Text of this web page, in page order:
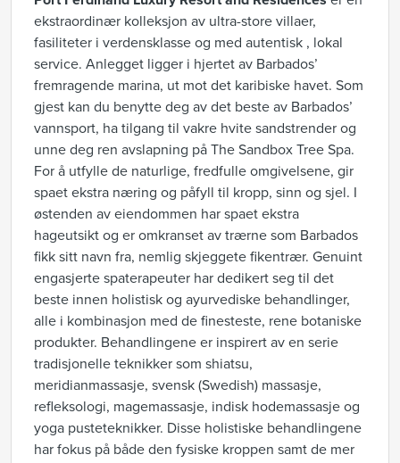
ekstraordinær kolleksjon av ultra-store villaer,
fasiliteter i verdensklasse og med autentisk , lokal
service. Anlegget ligger i hjertet av Barbados’
fremragende marina, ut mot det karibiske havet. Som
gjest kan du benytte deg av det beste av Barbados’
vannsport, ha tilgang til vakre hvite sandstrender og
unne deg ren avslapning på The Sandbox Tree Spa.
For å utfylle de naturlige, fredfulle omgivelsene, gir
spaet ekstra næring og påfyll til kropp, sinn og sjel. I
østenden av eiendommen har spaet ekstra
hageutsikt og er omkranset av trærne som Barbados
fikk sitt navn fra, nemlig skjeggete fikentrær. Genuint
engasjerte spaterapeuter har dedikert seg til det
beste innen holistisk og ayurvediske behandlinger,
alle i kombinasjon med de finesteste, rene botaniske
produkter. Behandlingene er inspirert av en serie
tradisjonelle teknikker som shiatsu,
meridianmassasje, svensk (Swedish) massasje,
refleksologi, magemassasje, indisk hodemassasje og
yoga pusteteknikker. Disse holistiske behandlingene
har fokus på både den fysiske kroppen samt de mer